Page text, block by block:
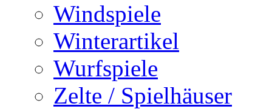
Windspiele
Winterartikel
Wurfspiele
Zelte / Spielhäuser